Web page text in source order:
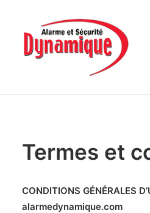
SERVICES COMMERCIAUX
CONTACT
Termes et
CONDITIONS GÉNÉRALES
alarmedynamique.com